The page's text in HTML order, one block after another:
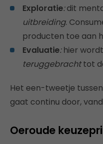
Exploratie:dit
uitbreiding.
producten toe aan
Evaluatie:hier
teruggebrachttot
Het een-tweetje tussen
gaat continu door,
Oeroude